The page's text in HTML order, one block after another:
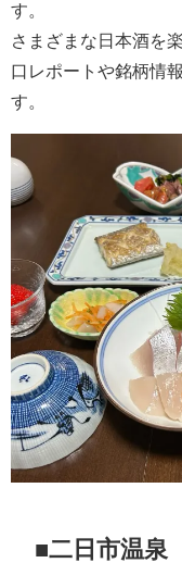
す。
さまざまな日本酒を
口レポートや銘柄情
す。
■二日市温泉